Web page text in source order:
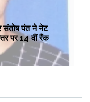
संतोष पंत ने नेट
पर 14 वीं रैंक